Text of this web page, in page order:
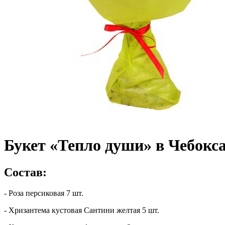
Букет «Тепло души» в
Состав:
- Роза персиковая 7 шт.
- Хризантема кустовая Сантини желтая 5 шт.